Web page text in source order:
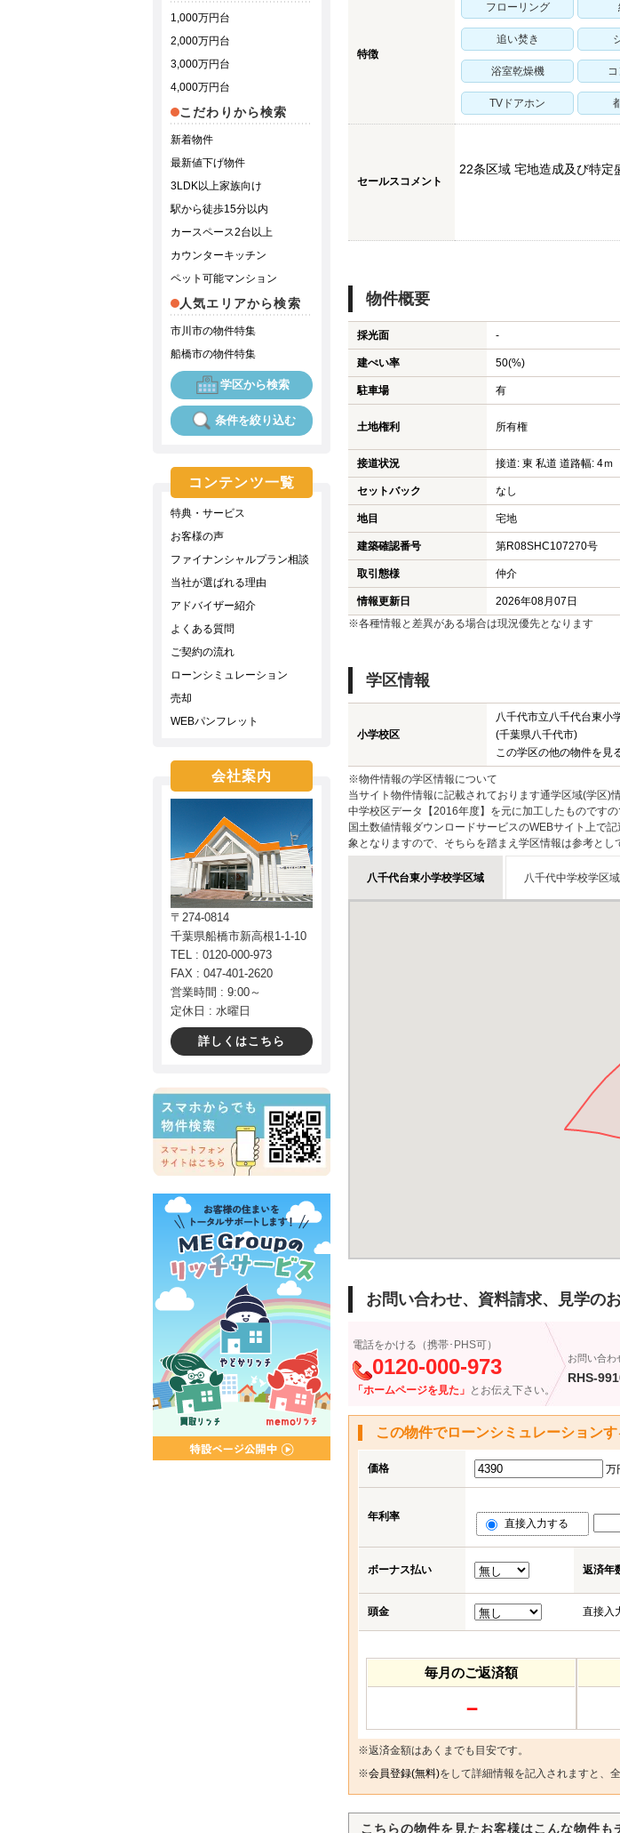
特徴
フローリング
追い焚き
浴室乾燥機
TVドアホン
セールスコメント
22条区域 宅地造成及び特
物件概要
採光面 -
建ぺい率 50(%)
駐車場 有
土地権利 所有権
接道状況 接道: 東 私道 道路幅: 4ｍ
セットバック なし
地目 宅地
建築確認番号 第R08SHC107270号
取引態様 仲介
情報更新日 2026年08月07日
※各種情報と差異がある場合は現況優先となります
学区情報
小学校区
八千代市立八千代台東小
(千葉県八千代市)
この学区の他の物件を見
※物件情報の学区情報について
当サイト物件情報に記載されております通学区域(学区
中学校区データ【2016年度】を元に加工したものです
国土数値情報ダウンロードサービスのWEBサイト上で
象となりますので、そちらを踏まえ学区情報は参考とし
八千代台東小学校学区域 八千代中学校学区域
お問い合わせ、資料請求、見学の
電話をかける（携帯･PHS可）
0120-000-973
「ホームページを見た」 とお伝え下さい。
お問い合わ
RHS-
この物件でローンシミュレーションす
価格 万
年利率
直接入力する
ボーナス払い 返済年
頭金 直接入
毎月のご返済額
－
※返済金額はあくまでも目安です。
※会員登録(無料)をして詳細情報を記入されますと、
こちらの物件を見たお客様はこんな物件も
1,000万円台
2,000万円台
3,000万円台
4,000万円台
こだわりから検索
新着物件
最新値下げ物件
3LDK以上家族向け
駅から徒歩15分以内
カースペース2台以上
カウンターキッチン
ペット可能マンション
人気エリアから検索
市川市の物件特集
船橋市の物件特集
学区から検索
条件を絞り込む
コンテンツ一覧
特典・サービス
お客様の声
ファイナンシャルプラン相談
当社が選ばれる理由
アドバイザー紹介
よくある質問
ご契約の流れ
ローンシミュレーション
売却
WEBパンフレット
会社案内
〒274-0814
千葉県船橋市新高根1-1-10
TEL : 0120-000-973
FAX : 047-401-2620
営業時間 : 9:00～
定休日 : 水曜日
詳しくはこちら